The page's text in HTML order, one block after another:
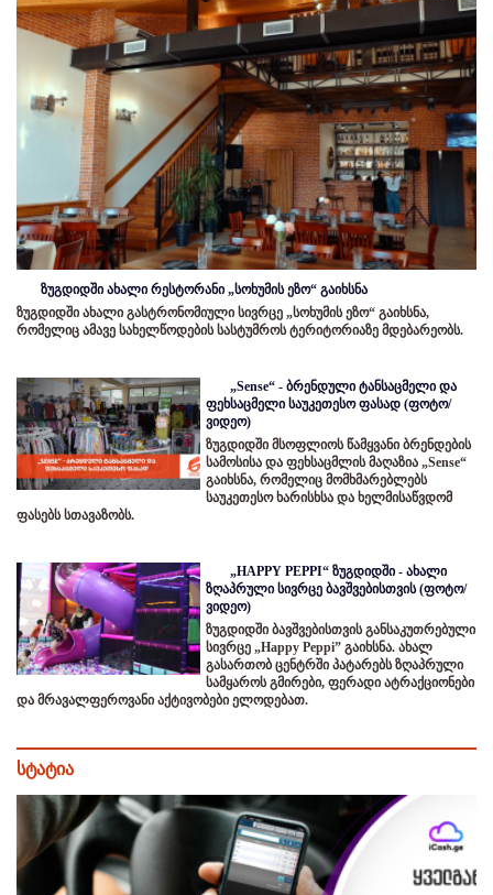
ზუგდიდში ახალი რესტორანი „სოხუმის ეზო“ გაიხსნა
ზუგდიდში ახალი გასტრონომიული სივრცე „სოხუმის ეზო“ გაიხსნა,
რომელიც ამავე სახელწოდების სასტუმროს ტერიტორიაზე მდებარეობს.
„Sense“ - ბრენდული ტანსაცმელი და
ფეხსაცმელი საუკეთესო ფასად (ფოტო/
ვიდეო)
ზუგდიდში მსოფლიოს წამყვანი ბრენდების
სამოსისა და ფეხსაცმლის მაღაზია „Sense“
გაიხსნა, რომელიც მომხმარებლებს
საუკეთესო ხარისხსა და ხელმისაწვდომ
ფასებს სთავაზობს.
„HAPPY PEPPI“ ზუგდიდში - ახალი
ზღაპრული სივრცე ბავშვებისთვის (ფოტო/
ვიდეო)
ზუგდიდში ბავშვებისთვის განსაკუთრებული
სივრცე „Happy Peppi” გაიხსნა. ახალ
გასართობ ცენტრში პატარებს ზღაპრული
სამყაროს გმირები, ფერადი ატრაქციონები
და მრავალფეროვანი აქტივობები ელოდებათ.
სტატია